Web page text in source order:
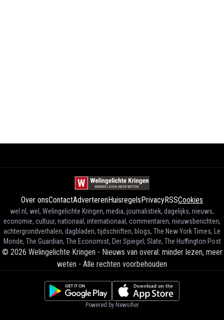
Over onsContactAdverterenHuisregels PrivacyRSSCookies
wel.nl, wel, Welingelichte Kringen, media, journalistiek, dagelijks, nieuws,
economie, cultuur, nationaal, internationaal, commentaren, nieuwsberichten,
achtergrondverhalen, dagbladen, tijdschriften, blogs, The New York Times, Le
Monde, The Guardian, The Economist, Der Spiegel, Slate, The Huffington Post
© 2026 Welingelichte Kringen - Nieuws van overal: minder lezen, meer
weten - Alle rechten voorbehouden
Powered by Newsifier